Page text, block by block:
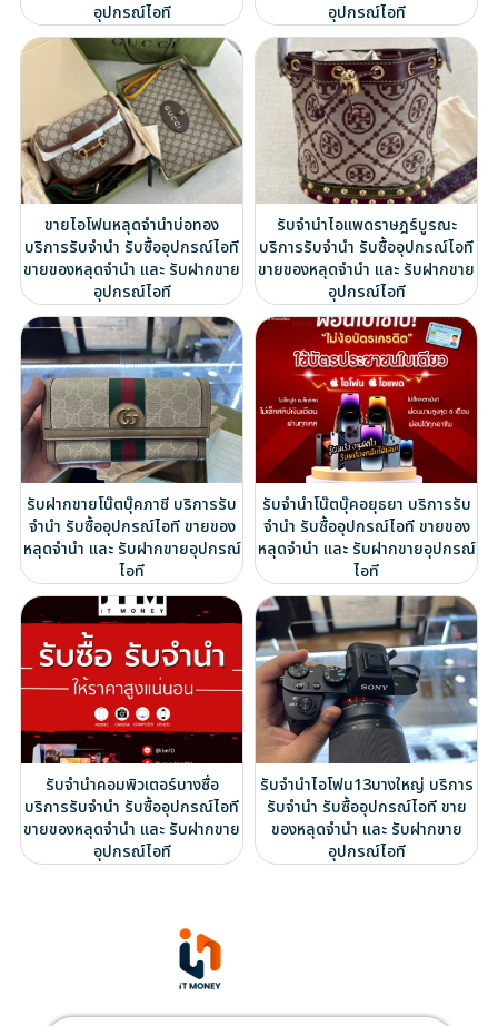
อุปกรณ์ไอที
อุปกรณ์ไอที
ขายไอโฟนหลุดจำนำบ่อทอง
บริการรับจำนำ รับซื้ออุปกรณ์ไอที
ขายของหลุดจำนำ และ รับฝากขาย
อุปกรณ์ไอที
รับจำนำไอแพดราษฎร์บูรณะ
บริการรับจำนำ รับซื้ออุปกรณ์ไอที
ขายของหลุดจำนำ และ รับฝากขาย
อุปกรณ์ไอที
รับฝากขายโน๊ตบุ๊คภาชี บริการรับ
จำนำ รับซื้ออุปกรณ์ไอที ขายของ
หลุดจำนำ และ รับฝากขายอุปกรณ์
ไอที
รับจำนำโน๊ตบุ๊คอยุธยา บริการรับ
จำนำ รับซื้ออุปกรณ์ไอที ขายของ
หลุดจำนำ และ รับฝากขายอุปกรณ์
ไอที
รับจำนำคอมพิวเตอร์บางซื่อ
บริการรับจำนำ รับซื้ออุปกรณ์ไอที
ขายของหลุดจำนำ และ รับฝากขาย
อุปกรณ์ไอที
รับจำนำไอโฟน13บางใหญ่ บริการ
รับจำนำ รับซื้ออุปกรณ์ไอที ขาย
ของหลุดจำนำ และ รับฝากขาย
อุปกรณ์ไอที